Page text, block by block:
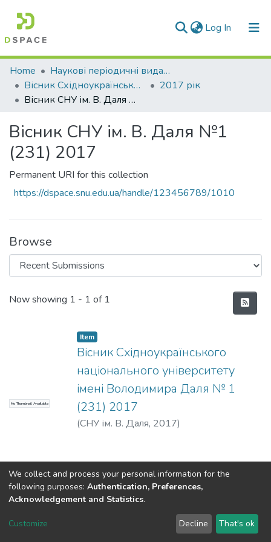
Log In (current)
Communities & Collections
All of DSpace
Home
Наукові періодичні видання СНУ ім. В. Даля
Вісник Східноукраїнського національного університету імені В. Даля
2017 рік
Вісник СНУ ім. В. Даля №1 (231) 2017
Вісник СНУ ім. В. Даля №1
(231) 2017
Permanent URI for this collection
https://dspace.snu.edu.ua/handle/123456789/1010
Browse
Recent Submissions
Now showing 1 - 1 of 1
No Thumbnail Available
Item
Вісник Східноукраїнського
національного університету
імені Володимира Даля № 1
(231) 2017
(СНУ ім. В. Даля, 2017)
Dspace & Volodymyr Dahl East Ukrainian National University
LYRASIS
Send Feedback
We collect and process your personal information for the
following purposes: Authentication, Preferences,
Acknowledgement and Statistics.
Customize Decline That's ok